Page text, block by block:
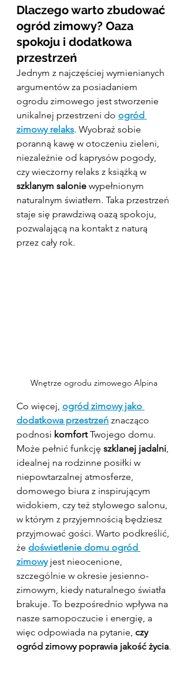
Dlaczego warto zbudować
ogród zimowy? Oaza
spokoju i dodatkowa
przestrzeń
Jednym z najczęściej wymienianych
argumentów za posiadaniem
ogrodu zimowego jest stworzenie
unikalnej przestrzeni do ogród
zimowy relaks. Wyobraź sobie
poranną kawę w otoczeniu zieleni,
niezależnie od kaprysów pogody,
czy wieczorny relaks z książką w
szklanym salonie wypełnionym
naturalnym światłem. Taka przestrzeń
staje się prawdziwą oazą spokoju,
pozwalającą na kontakt z naturą
przez cały rok.
Wnętrze ogrodu zimowego Alpina
Co więcej, ogród zimowy jako
dodatkowa przestrzeń znacząco
podnosi komfort Twojego domu.
Może pełnić funkcję szklanej jadalni,
idealnej na rodzinne posiłki w
niepowtarzalnej atmosferze,
domowego biura z inspirującym
widokiem, czy też stylowego salonu,
w którym z przyjemnością będziesz
przyjmować gości. Warto podkreślić,
że doświetlenie domu ogród
zimowy jest nieocenione,
szczególnie w okresie jesienno-
zimowym, kiedy naturalnego światła
brakuje. To bezpośrednio wpływa na
nasze samopoczucie i energię, a
więc odpowiada na pytanie, czy
ogród zimowy poprawia jakość życia.